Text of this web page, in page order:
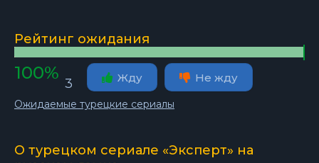
Рейтинг ожидания
100%
3 Жду Не жду
Ожидаемые турецкие сериалы
О турецком сериале «Эксперт» на